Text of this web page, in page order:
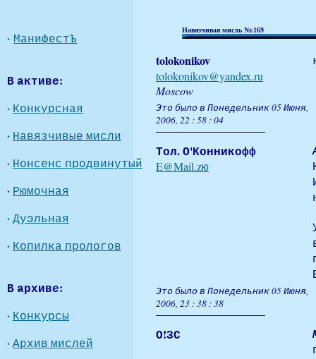
· МанифестЪ
В активе:
· Конкурсная
· Навязчивые мисли
· Нонсенс продвинутый
· Рюмочная
·Дуэльная
· Копилка прологов
В архиве:
· Конкурсы
·Архив мислей
Навязчивая мисль Nr.169
tolokonikov
tolokonikov@yandex.ru
Moscow
Это было в Понедельник 05 Июня,
2006, 22 : 58 : 04
Тол. О'Конникофф
E@Mail.zю
Это было в Понедельник 05 Июня,
2006, 23 : 38 : 38
О!ЗС